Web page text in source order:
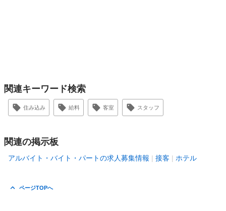
関連キーワード検索
住み込み 給料 客室 スタッフ
関連の掲示板
アルバイト・バイト・パートの求人募集情報 接客 ホテル
ページTOPへ